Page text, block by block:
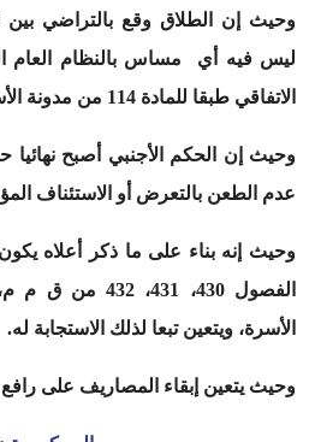
وحيث إن الطلاق وقع بالتراضي بين
ليس فيه أي مساس بالنظام العام
الاتفاقي طبقا للمادة 114 من مدونة الأسرة.
وحيث إن الحكم الأجنبي أصبح
عدم الطعن بالتعرض أو الاستئناف المؤرخة في
وحيث إنه بناء على ما ذكر أعلاه
الأسرة، ويتعين تبعا لذلك الاستجابة له.
وحيث يتعين إبقاء المصاريف على رافع